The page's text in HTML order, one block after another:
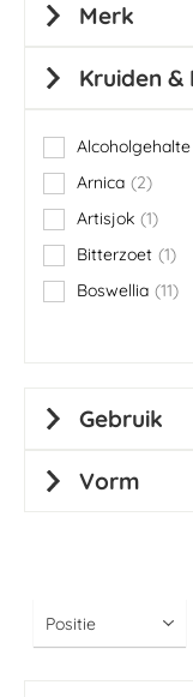
Merk
Kruiden
Alcoholgehalte
Arnica
2
items
Artisjok 1
item
Bitterzoet 1
item
Boswellia 11
items
Gebruik
Vorm